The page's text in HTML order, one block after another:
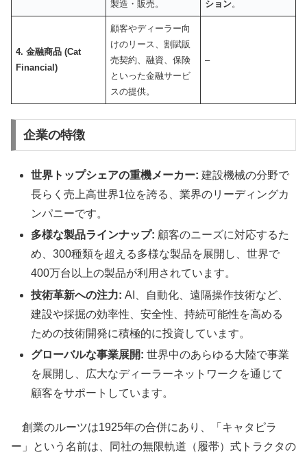
製造・販売。 ション。
4. 金融商品 (Cat
Financial)
顧客やディーラー向
けのリース、割賦販
売契約、融資、保険
といった金融サービ
スの提供。
–
企業の特徴
世界トップシェアの重機メーカー: 建設機械の分野で
長らく売上高世界1位を誇る、業界のリーディングカ
ンパニーです。
多様な製品ラインナップ: 顧客のニーズに対応するた
め、300種類を超える多様な製品を展開し、世界で
400万台以上の製品が利用されています。
技術革新への注力: AI、自動化、遠隔操作技術など、
建設や採掘の効率性、安全性、持続可能性を高める
ための技術開発に積極的に投資しています。
グローバルな事業展開: 世界中のあらゆる大陸で事業
を展開し、広大なディーラーネットワークを通じて
顧客をサポートしています。
創業のルーツは1925年の合併にあり、「キャタピラ
ー」という名前は、同社の無限軌道（履帯）式トラクタの